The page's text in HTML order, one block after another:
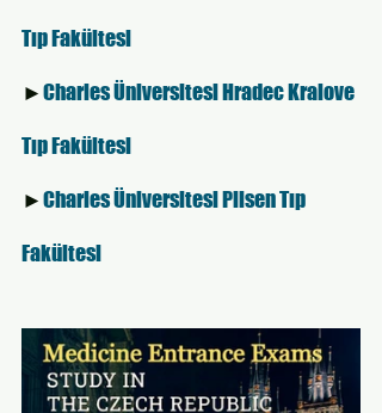
Tıp Fakültesi
►Charles Üniversitesi Hradec Kralove
Tıp Fakültesi
►Charles Üniversitesi Pilsen Tıp
Fakültesi